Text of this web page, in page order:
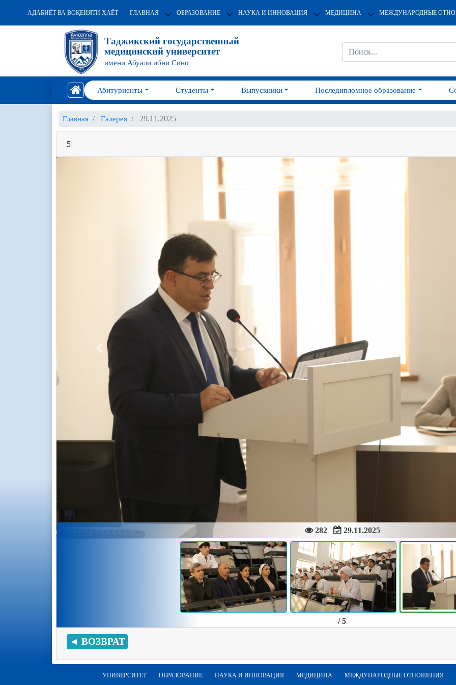
АДАБИЁТ ВА ВОҚЕИЯТИ ҲАЁТ ГЛАВНАЯ ОБРАЗОВАНИЕ НАУКА И ИННОВАЦИЯ МЕДИЦИНА МЕЖДУНАРОДНЫЕ
Таджикский государственный
медицинский университет
имени Абуали ибни Сино
Абитуриенты Студенты Выпускники Последипломное образование
Главная Галерея 29.11.2025
5
282 29.11.2025
Previous
/ 5
◄ ВОЗВРАТ
УНИВЕРСИТЕТ ОБРАЗОВАНИЕ НАУКА И ИННОВАЦИЯ МЕДИЦИНА МЕЖДУНАРОДНЫЕ ОТНОШЕНИЯ